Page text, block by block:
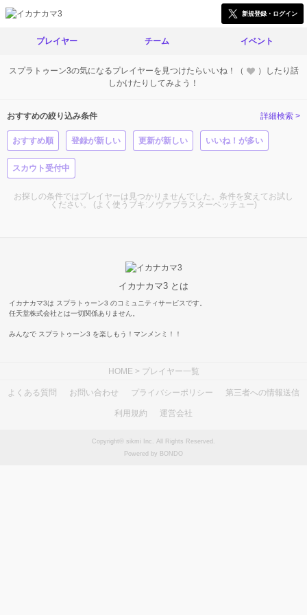
新規登録・ログイン
プレイヤー チーム イベント
スプラトゥーン3の気になるプレイヤーを見つけたらいいね！（
）したり話
しかけたりしてみよう！
おすすめの絞り込み条件
おすすめ順 登録が新しい 更新が新しい いいね！が多い
スカウト受付中
詳細検索 >
お探しの条件ではプレイヤーは見つかりませんでした。条件を変えてお試し
ください。 (よく使うブキ:ノヴァブラスターベッチュー)
イカナカマ3 とは
イカナカマ3は スプラトゥーン3 のコミュニティサービスです。
任天堂株式会社とは一切関係ありません。
みんなで スプラトゥーン3 を楽しもう！マンメンミ！！
HOME> プレイヤー一覧
よくある質問 お問い合わせ プライバシーポリシー 第三者への情報送信
利用規約 運営会社
Copyright© sikmi Inc. All Rights Reserved.
Powered by BONDO